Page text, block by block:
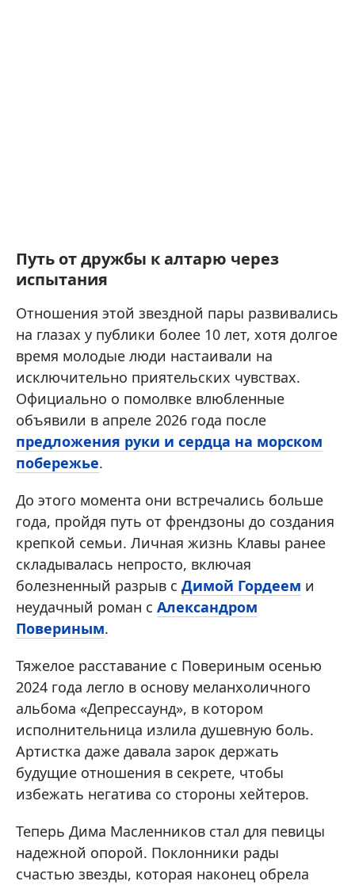
Путь от дружбы к алтарю через
испытания
Отношения этой звездной пары развивались
на глазах у публики более 10 лет, хотя долгое
время молодые люди настаивали на
исключительно приятельских чувствах.
Официально о помолвке влюбленные
объявили в апреле 2026 года после
предложения руки и сердца на морском
побережье.
До этого момента они встречались больше
года, пройдя путь от френдзоны до создания
крепкой семьи. Личная жизнь Клавы ранее
складывалась непросто, включая
болезненный разрыв с Димой Гордеем и
неудачный роман с Александром
Повериным.
Тяжелое расставание с Повериным осенью
2024 года легло в основу меланхоличного
альбома «Депрессаунд», в котором
исполнительница излила душевную боль.
Артистка даже давала зарок держать
будущие отношения в секрете, чтобы
избежать негатива со стороны хейтеров.
Теперь Дима Масленников стал для певицы
надежной опорой. Поклонники рады
счастью звезды, которая наконец обрела